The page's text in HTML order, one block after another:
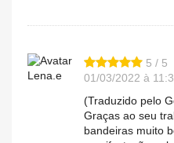
Lena.e
5 / 5
01/03/2022 à
(Traduzido pelo
Graças ao seu
bandeiras muito